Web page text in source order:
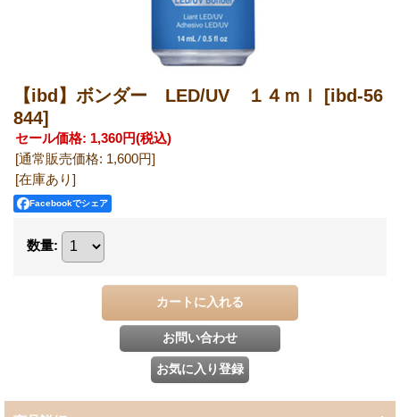
【ibd】ボンダー LED/UV １４ｍｌ [ibd-56
844]
セール価格: 1,360円(税込)
[通常販売価格: 1,600円]
[在庫あり]
Facebookでシェア
数量: